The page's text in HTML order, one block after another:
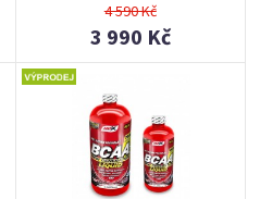
4 590 Kč
3 990 Kč